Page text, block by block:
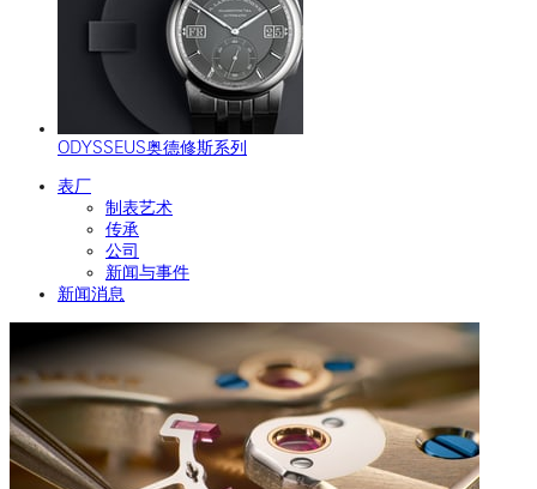
ODYSSEUS奥德修斯系列
表厂
制表艺术
传承
公司
新闻与事件
新闻消息